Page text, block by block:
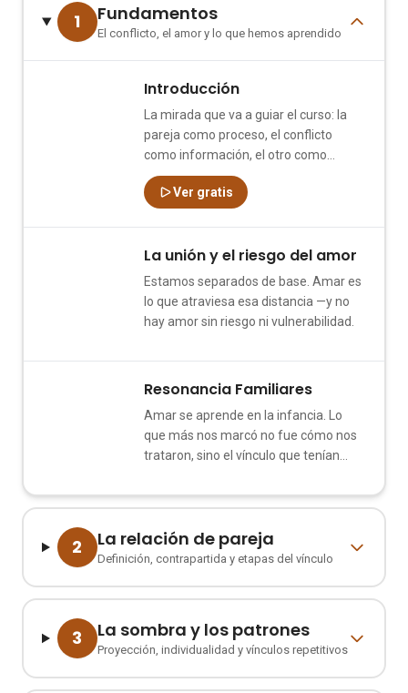
1 Fundamentos
El conflicto, el amor y lo que hemos aprendido
Introducción
La mirada que va a guiar el curso: la
pareja como proceso, el conflicto
como información, el otro como
espejo.
Ver gratis
La unión y el riesgo del amor
Estamos separados de base. Amar es
lo que atraviesa esa distancia —y no
hay amor sin riesgo ni vulnerabilidad.
Resonancia Familiares
Amar se aprende en la infancia. Lo
que más nos marcó no fue cómo nos
trataron, sino el vínculo que tenían
2 La relación de pareja
Definición, contrapartida y etapas del vínculo
3 La sombra y los patrones
Proyección, individualidad y vínculos repetitivos